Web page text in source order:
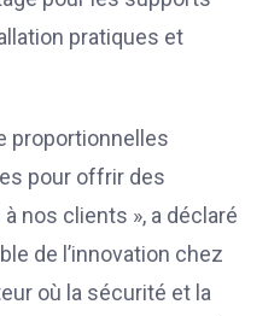
pratiques et
proportionnelles
pour offrir des
nos clients », a déclaré
de l’innovation chez
où la sécurité et la